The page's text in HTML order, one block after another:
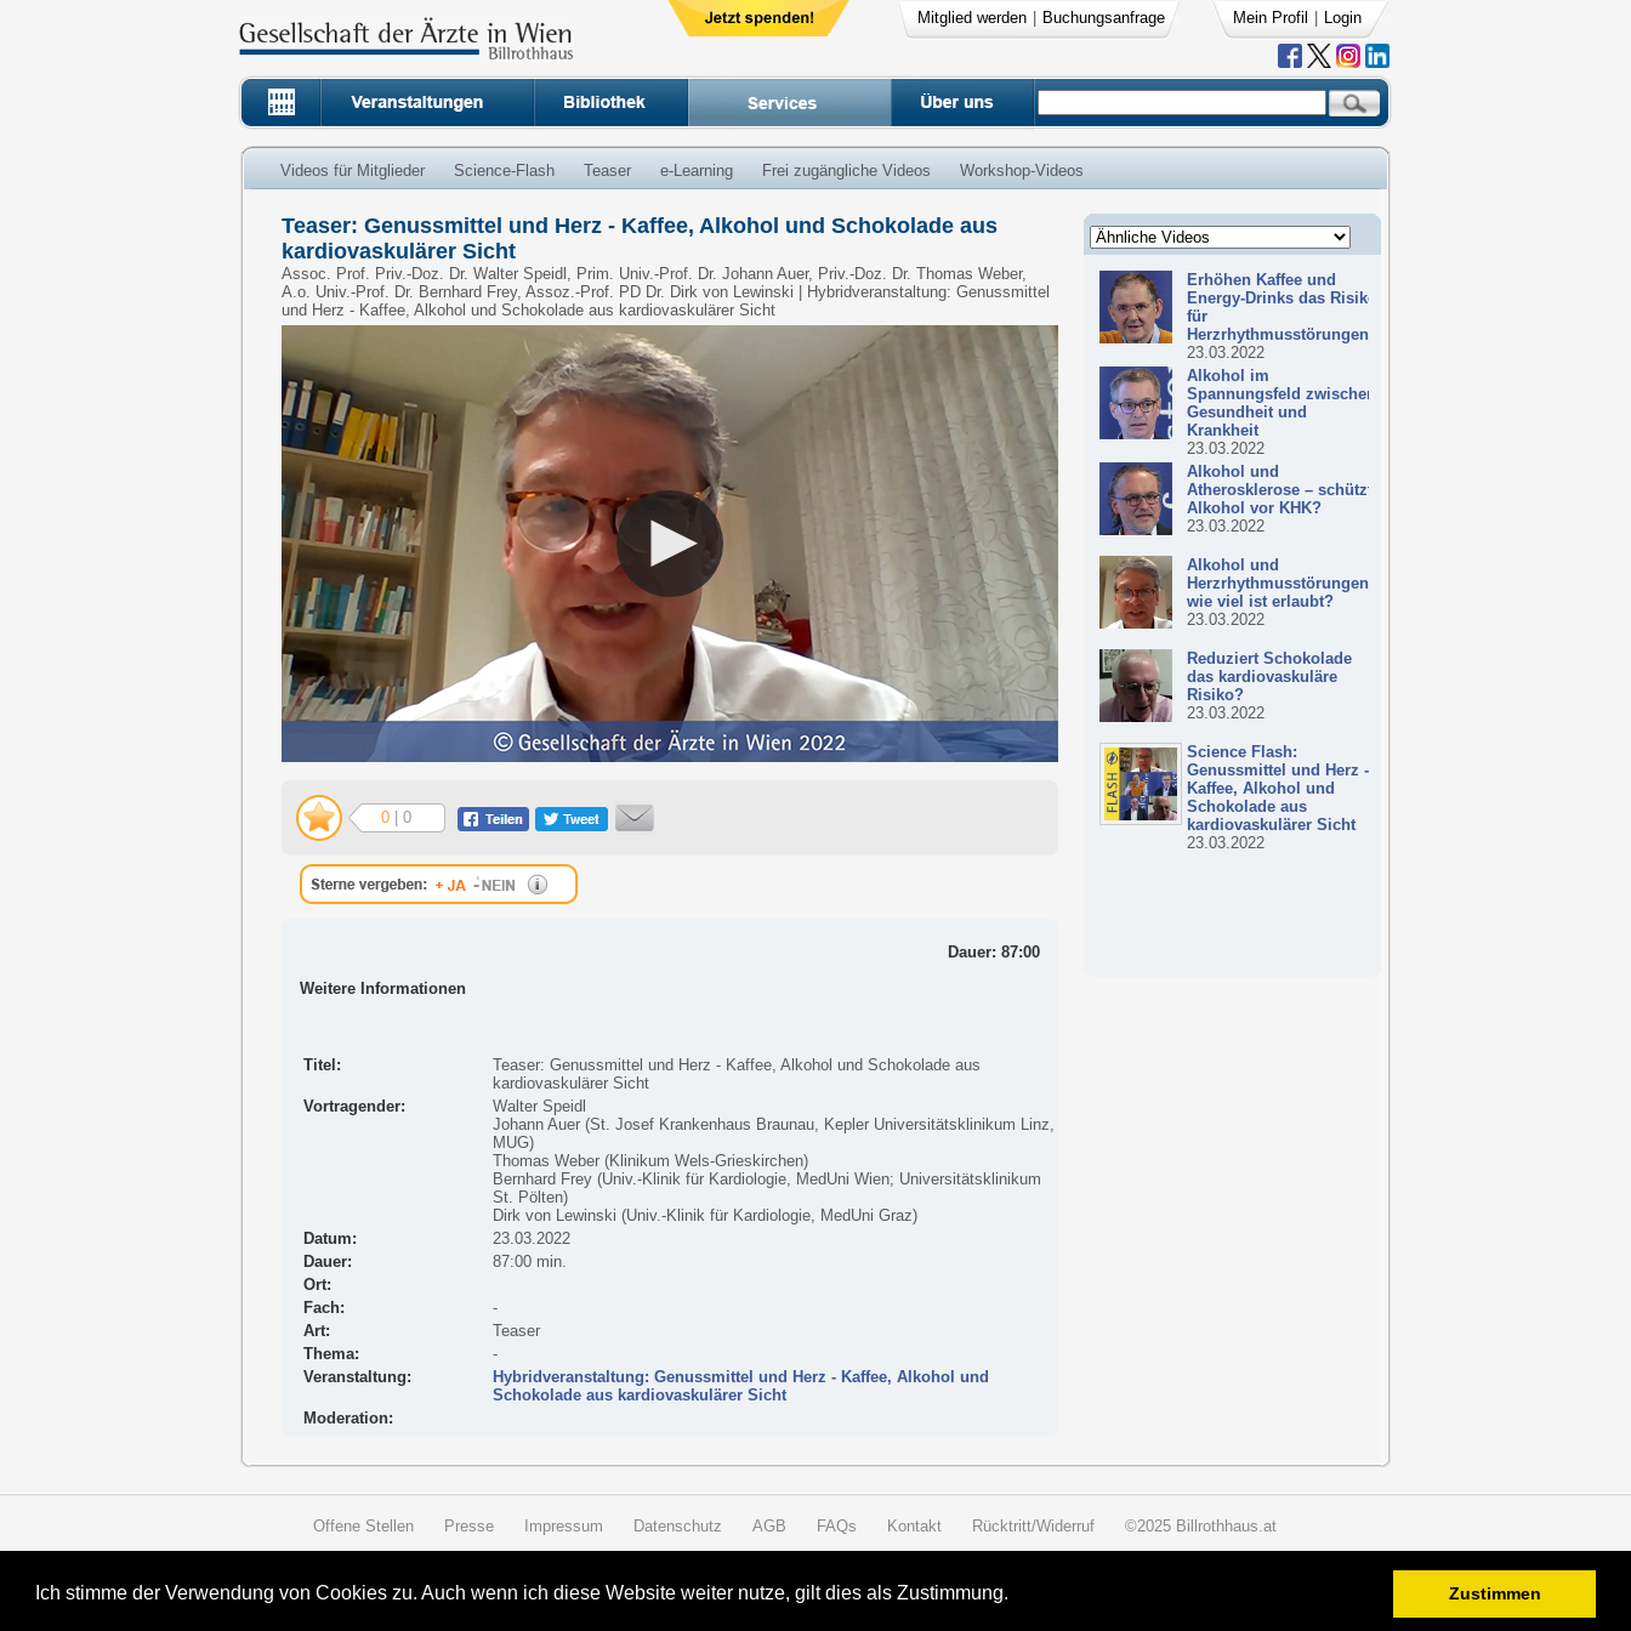
Ich stimme der Verwendung von Cookies zu. Auch wenn ich diese Website weiter nutze, gilt dies als Zustimmung. Zustimmen
Mitglied werden Buchungsanfrage Mein Profil Login
Videos für Mitglieder Science-Flash Teaser e-Learning Frei zugängliche Videos Workshop-Videos
Erhöhen Kaffee und
Energy-Drinks das Risiko
für
Herzrhythmusstörungen?
23.03.2022
Alkohol im
Spannungsfeld zwischen
Gesundheit und
Krankheit
23.03.2022
Alkohol und
Atherosklerose – schützt
Alkohol vor KHK?
23.03.2022
Alkohol und
Herzrhythmusstörungen -
wie viel ist erlaubt?
23.03.2022
Reduziert Schokolade
das kardiovaskuläre
Risiko?
23.03.2022
Science Flash:
Genussmittel und Herz -
Kaffee, Alkohol und
Schokolade aus
kardiovaskulärer Sicht
23.03.2022
Teaser: Genussmittel und Herz - Kaffee, Alkohol und Schokolade aus
kardiovaskulärer Sicht
Assoc. Prof. Priv.-Doz. Dr. Walter Speidl, Prim. Univ.-Prof. Dr. Johann Auer, Priv.-Doz. Dr. Thomas Weber,
A.o. Univ.-Prof. Dr. Bernhard Frey, Assoz.-Prof. PD Dr. Dirk von Lewinski | Hybridveranstaltung: Genussmittel
und Herz - Kaffee, Alkohol und Schokolade aus kardiovaskulärer Sicht
0 | 0
Dauer: 87:00
Weitere Informationen
Titel:
Teaser: Genussmittel und Herz - Kaffee, Alkohol und Schokolade aus
kardiovaskulärer Sicht
Vortragender:
Walter Speidl
Johann Auer (St. Josef Krankenhaus Braunau, Kepler Universitätsklinikum Linz,
MUG)
Thomas Weber (Klinikum Wels-Grieskirchen)
Bernhard Frey (Univ.-Klinik für Kardiologie, MedUni Wien; Universitätsklinikum
St. Pölten)
Dirk von Lewinski (Univ.-Klinik für Kardiologie, MedUni Graz)
Datum:
23.03.2022
Dauer:
87:00 min.
Ort:
Fach:
-
Art:
Teaser
Thema:
-
Veranstaltung:
Hybridveranstaltung: Genussmittel und Herz - Kaffee, Alkohol und
Schokolade aus kardiovaskulärer Sicht
Moderation:
Offene Stellen Presse Impressum Datenschutz AGB FAQs Kontakt Rücktritt/Widerruf ©2025 Billrothhaus.at